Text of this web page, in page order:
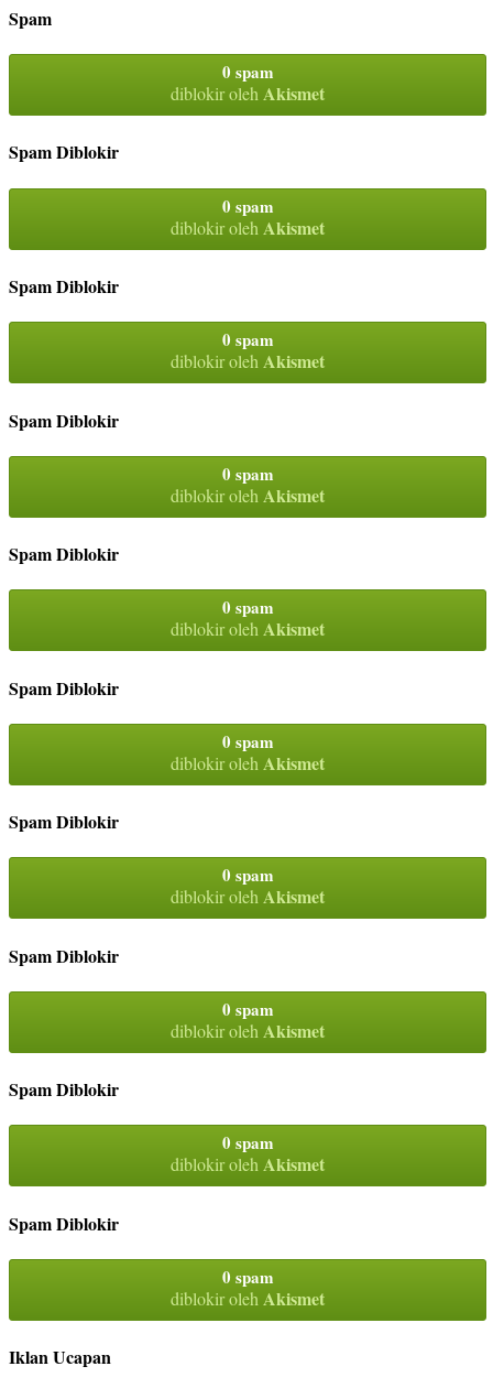
Spam
0 spam
diblokir olehAkismet
Spam Diblokir
0 spam
diblokir oleh Akismet
Spam Diblokir
0 spam
diblokir olehAkismet
Spam Diblokir
0 spam
diblokir oleh Akismet
Spam Diblokir
0 spam
diblokir olehAkismet
Spam Diblokir
0 spam
diblokir oleh Akismet
Spam Diblokir
0 spam
diblokir olehAkismet
Spam Diblokir
0 spam
diblokir oleh Akismet
Spam Diblokir
0 spam
diblokir olehAkismet
Spam Diblokir
0 spam
diblokir oleh Akismet
Iklan Ucapan